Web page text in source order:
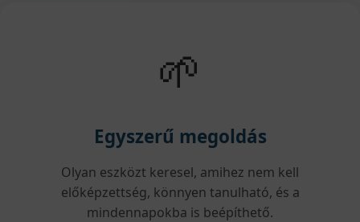
🌱
Egyszerű megoldás
Olyan eszközt keresel, amihez nem kell
előképzettség, könnyen tanulható, és a
mindennapokba is beépíthető.